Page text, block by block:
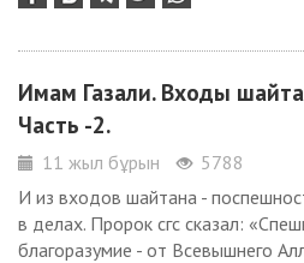
Имам Газали. Входы
Часть -2.
11 жыл бұрын
5788
И из входов шайтана -
в делах. Пророк сгс сказал:
благоразумие - от Всевышнего